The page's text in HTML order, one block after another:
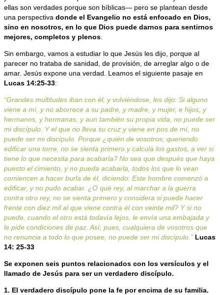
ellas son verdades porque son bíblicas— pero se plantean desde
una perspectiva donde el Evangelio no está enfocado en Dios,
sino en nosotros, en lo que Dios puede darnos para sentirnos
mejores, completos y plenos.
Sin embargo, vamos a estudiar lo que Jesús les dijo, porque al
parecer no trataba de sanidad, de provisión, de arreglar algo o de
amar. Jesús expone una verdad. Leamos el siguiente pasaje en
Lucas 14:25-33:
“Grandes multitudes iban con él; y volviéndose, les dijo: Si alguno
viene a mí, y no aborrece a su padre, y madre, y mujer, e hijos, y
hermanos, y hermanas, y aun también su propia vida, no puede ser
mi discípulo. Y el que no lleva su cruz y viene en pos de mí, no
puede ser mi discípulo. Porque ¿quién de vosotros, queriendo
edificar una torre, no se sienta primero y calcula los gastos, a ver si
tiene lo que necesita para acabarla? No sea que después que haya
puesto el cimiento, y no pueda acabarla, todos los que lo vean
comiencen a hacer burla de él, diciendo: Este hombre comenzó a
edificar, y no pudo acabar. ¿O qué rey, al marchar a la guerra
contra otro rey, no se sienta primero y considera si puede hacer
frente con diez mil al que viene contra él con veinte mil? Y si no
puede, cuando el otro está todavía lejos, le envía una embajada y
le pide condiciones de paz. Así, pues, cualquiera de vosotros que
no renuncia a todo lo que posee, no puede ser mi discípulo.” Lucas
14: 25-33
Se exponen seis puntos relacionados con los versículos y el
llamado de Jesús para ser un verdadero discípulo.
1. El verdadero discípulo pone la fe por encima de su familia.